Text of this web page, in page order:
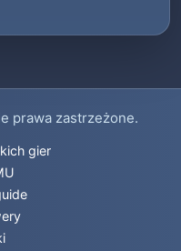
prawa zastrzeżone.
gier